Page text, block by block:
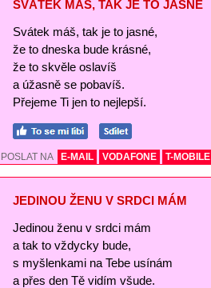
SVÁTEK MÁŠ, TAK JE TO JASNÉ
Svátek máš, tak je to jasné,
že to dneska bude krásné,
že to skvěle oslavíš
a úžasně se pobavíš.
Přejeme Ti jen to nejlepší.
POSLAT NA E-MAIL VODAFONE T-MOBILE
JEDINOU ŽENU V SRDCI MÁM
Jedinou ženu v srdci mám
a tak to vždycky bude,
s myšlenkami na Tebe usínám
a přes den Tě vidím všude.